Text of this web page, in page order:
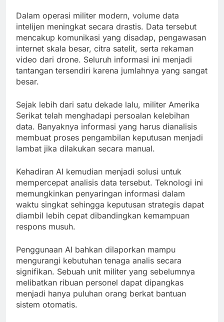
Dalam operasi militer modern, volume data
intelijen meningkat secara drastis. Data tersebut
mencakup komunikasi yang disadap, pengawasan
internet skala besar, citra satelit, serta rekaman
video dari drone. Seluruh informasi ini menjadi
tantangan tersendiri karena jumlahnya yang sangat
besar.
Sejak lebih dari satu dekade lalu, militer Amerika
Serikat telah menghadapi persoalan kelebihan
data. Banyaknya informasi yang harus dianalisis
membuat proses pengambilan keputusan menjadi
lambat jika dilakukan secara manual.
Kehadiran AI kemudian menjadi solusi untuk
mempercepat analisis data tersebut. Teknologi ini
memungkinkan penyaringan informasi dalam
waktu singkat sehingga keputusan strategis dapat
diambil lebih cepat dibandingkan kemampuan
respons musuh.
Penggunaan AI bahkan dilaporkan mampu
mengurangi kebutuhan tenaga analis secara
signifikan. Sebuah unit militer yang sebelumnya
melibatkan ribuan personel dapat dipangkas
menjadi hanya puluhan orang berkat bantuan
sistem otomatis.